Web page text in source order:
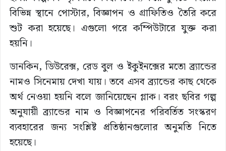
বিভিন্ন স্থানে পোস্টার, বিজ্ঞাপন ও গ্রাফিতিও তৈরি করে
শুট করা হয়েছে। এগুলো পরে কম্পিউটারে যুক্ত করা
হয়নি।
ডানকিন, ডিউরেক্স, রেড বুল ও ইকুইনক্সের মতো ব্র্যান্ডের
নামও সিনেমায় দেখা যায়। তবে এসব ব্র্যান্ডের কাছ থেকে
অর্থ নেওয়া হয়নি বলে জানিয়েছেন গ্লাক। বরং ছবির গল্প
অনুযায়ী ব্র্যান্ডের নাম ও বিজ্ঞাপনের পরিবর্তিত সংস্করণ
ব্যবহারের জন্য সংশ্লিষ্ট প্রতিষ্ঠানগুলোর অনুমতি নিতে
হয়েছে।